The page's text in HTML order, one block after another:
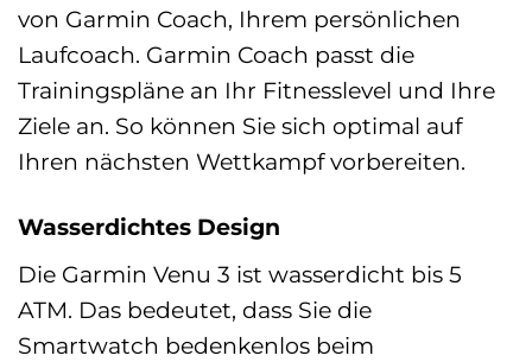
von Garmin Coach, Ihrem persönlichen
Laufcoach. Garmin Coach passt die
Trainingspläne an Ihr Fitnesslevel und Ihre
Ziele an. So können Sie sich optimal auf
Ihren nächsten Wettkampf vorbereiten.
Wasserdichtes Design
Die Garmin Venu 3 ist wasserdicht bis 5
ATM. Das bedeutet, dass Sie die
Smartwatch bedenkenlos beim